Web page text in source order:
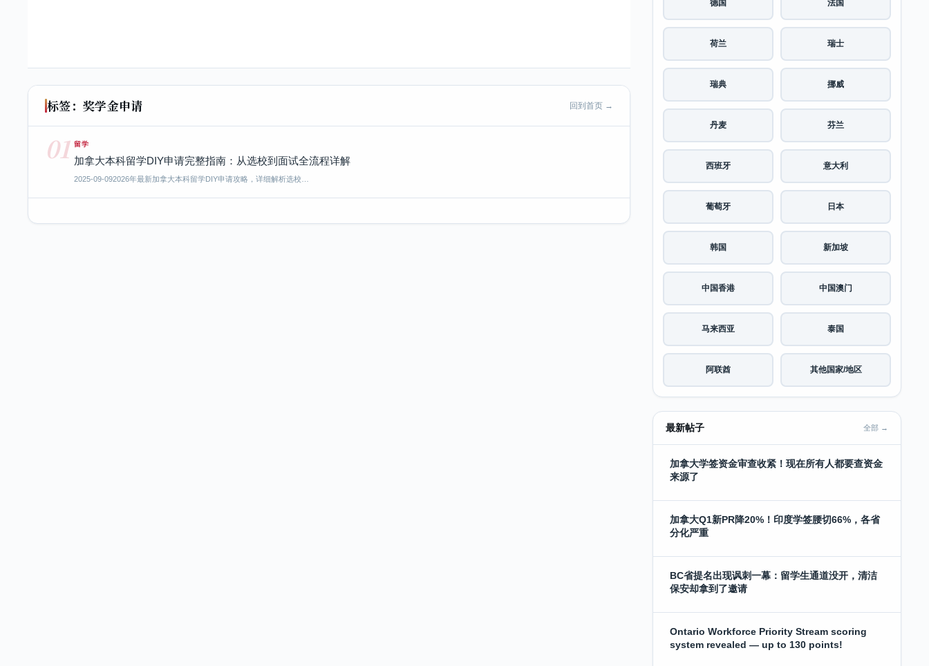
标签：奖学金申请 回到首页 →
01 留学
加拿大本科留学DIY申请完整指南：从选校到面试全流程详解
2025-09-092026年最新加拿大本科留学DIY申请攻略，详细解析选校…
德国 法国
荷兰 瑞士
瑞典 挪威
丹麦 芬兰
西班牙 意大利
葡萄牙 日本
韩国 新加坡
中国香港 中国澳门
马来西亚 泰国
阿联酋 其他国家/地区
最新帖子 全部 →
加拿大学签资金审查收紧！现在所有人都要查资金
来源了
加拿大Q1新PR降20%！印度学签腰切66%，各省
分化严重
BC省提名出现讽刺一幕：留学生通道没开，清洁
保安却拿到了邀请
Ontario Workforce Priority Stream scoring
system revealed — up to 130 points!